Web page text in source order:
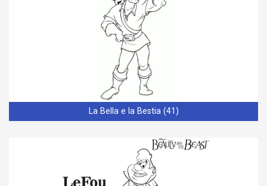
La Bella e la Bestia (41)